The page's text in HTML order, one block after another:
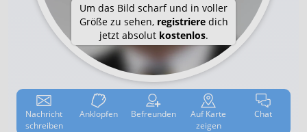
Um das Bild scharf und in voller
Größe zu sehen, registrieredich
jetzt absolut kostenlos.
Nachricht
schreiben
Anklop­fen Befreun­den AufKarte
zeigen
Chat